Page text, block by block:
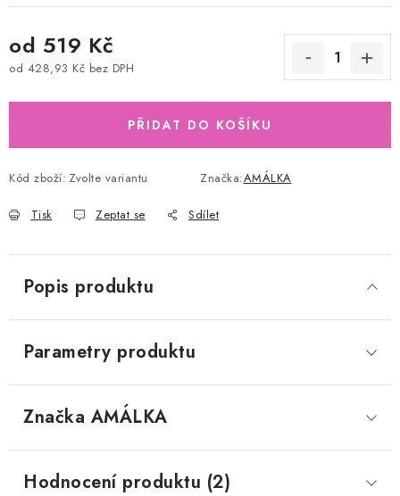
od 519 Kč
od 428,93 Kč bez DPH
PŘIDAT DO KOŠÍKU
Kód zboží: Zvolte variantu Značka:AMÁLKA
Tisk Zeptat se Sdílet
Popis produktu
Parametry produktu
Značka AMÁLKA
Hodnocení produktu (2)